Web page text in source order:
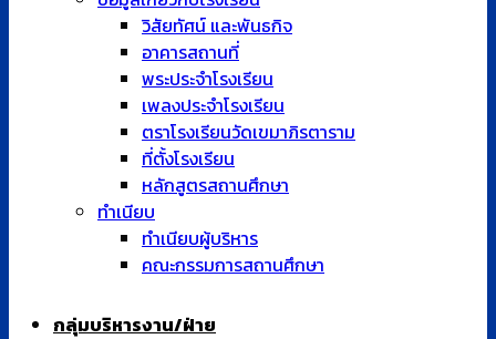
วิสัยทัศน์ และพันธกิจ
อาคารสถานที่
พระประจำโรงเรียน
เพลงประจำโรงเรียน
ตราโรงเรียนวัดเขมาภิรตาราม
ที่ตั้งโรงเรียน
หลักสูตรสถานศึกษา
ทำเนียบ
ทำเนียบผู้บริหาร
คณะกรรมการสถานศึกษา
กลุ่มบริหารงาน/ฝ่าย